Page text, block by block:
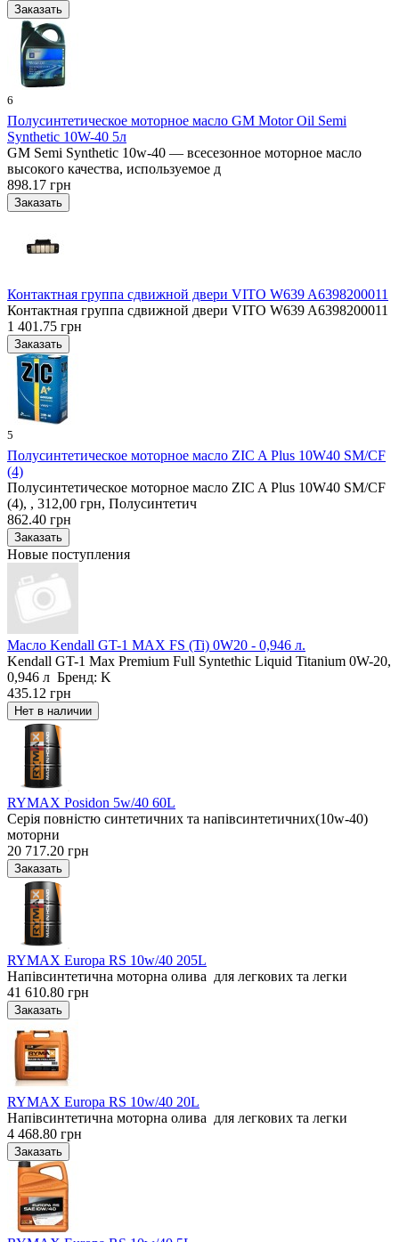
6
Полусинтетическое моторное масло GM Motor Oil Semi
Synthetic 10W-40 5л
GM Semi Synthetic 10w-40 — всесезонное моторное масло
высокого качества, используемое д
898.17 грн
Контактная группа сдвижной двери VITO W639 A6398200011
Контактная группа сдвижной двери VITO W639 A6398200011
1 401.75 грн
5
Полусинтетическое моторное масло ZIC A Plus 10W40 SM/CF
(4)
Полусинтетическое моторное масло ZIC A Plus 10W40 SM/CF
(4), , 312,00 грн, Полусинтетич
862.40 грн
Новые поступления
Масло Kendall GT-1 MAX FS (Ti) 0W20 - 0,946 л.
Kendall GT-1 Max Premium Full Syntethic Liquid Titanium 0W-20,
0,946 л Бренд: K
435.12 грн
RYMAX Posidon 5w/40 60L
Серія повністю синтетичних та напівсинтетичних(10w-40)
моторни
20 717.20 грн
RYMAX Europa RS 10w/40 205L
Напівсинтетична моторна олива для легкових та легки
41 610.80 грн
RYMAX Europa RS 10w/40 20L
Напівсинтетична моторна олива для легкових та легки
4 468.80 грн